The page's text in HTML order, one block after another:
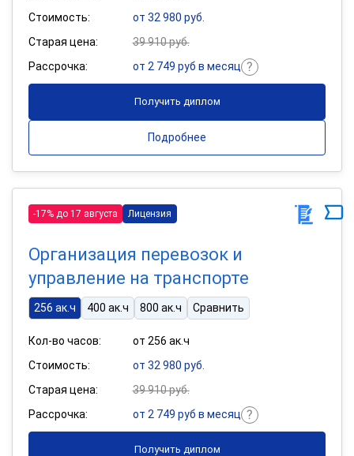
Стоимость:
от 32 980 руб.
Старая цена:
39 910 руб.
Рассрочка:
от 2 749 руб в месяц
Получить диплом
Подробнее
-17% до 17 августа Лицензия
Организация перевозок и
управление на транспорте
256 ак.ч 400 ак.ч 800 ак.ч Сравнить
Кол-во часов:
от 256 ак.ч
Стоимость:
от 32 980 руб.
Старая цена:
39 910 руб.
Рассрочка:
от 2 749 руб в месяц
Получить диплом